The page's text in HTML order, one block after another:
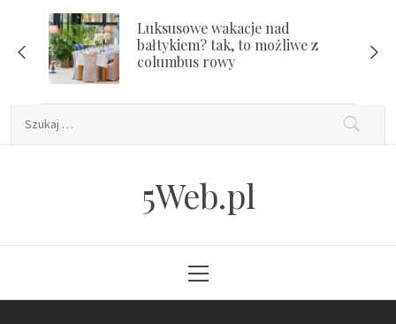
content
Luksusowe wakacje nad
bałtykiem? tak, to możliwe z
columbus rowy
5Web.pl
Menu